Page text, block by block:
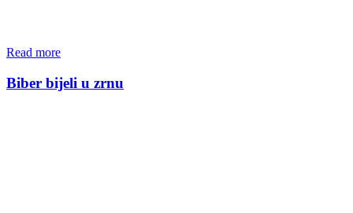
Read more
Biber bijeli u zrnu